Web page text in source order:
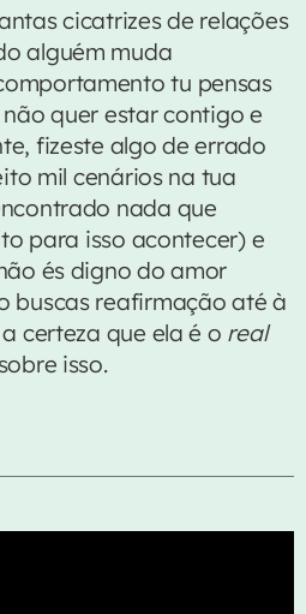
falar muito logo de manhã,
cicatrizes de relações
alguém muda
tu pensas
quer estar contigo e
fizeste algo de errado
mil cenários na tua
nada que
para isso acontecer) e
és digno do amor
buscas reafirmação até à
certeza que ela é o real
isso.